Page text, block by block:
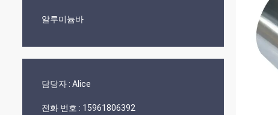
알루미늄바
담당자 : Alice
전화 번호 : 15961806392